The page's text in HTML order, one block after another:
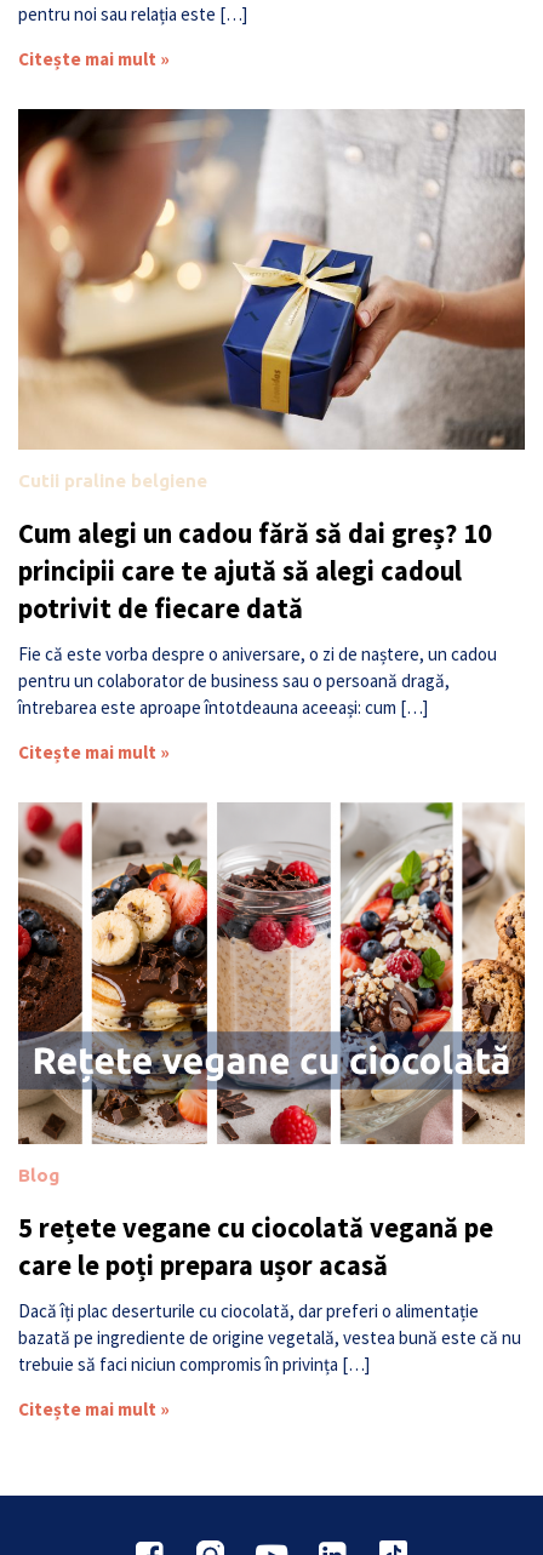
pentru noi sau relația este […]
Citește mai mult »
Cutii praline belgiene
Cum alegi un cadou fără să dai greș? 10
principii care te ajută să alegi cadoul
potrivit de fiecare dată
Fie că este vorba despre o aniversare, o zi de naștere, un cadou
pentru un colaborator de business sau o persoană dragă,
întrebarea este aproape întotdeauna aceeași: cum […]
Citește mai mult »
Blog
5 rețete vegane cu ciocolată vegană pe
care le poți prepara ușor acasă
Dacă îți plac deserturile cu ciocolată, dar preferi o alimentație
bazată pe ingrediente de origine vegetală, vestea bună este că nu
trebuie să faci niciun compromis în privința […]
Citește mai mult »